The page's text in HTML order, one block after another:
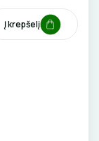
Į krepšelį